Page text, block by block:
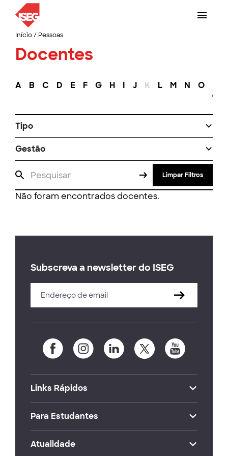
Início/ Pessoas
Docentes
A B C D E F G H I J K L M N O
Tipo
Gestão
Limpar Filtros
Não foram encontrados docentes.
Subscreva a newsletter do ISEG
Links Rápidos
Para Estudantes
Atualidade